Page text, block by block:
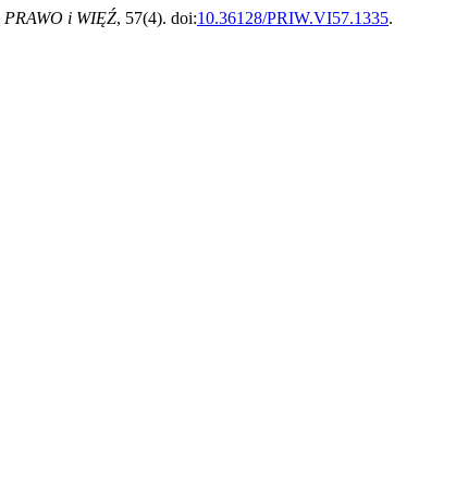
PRAWO i WIĘŹ, 57(4). doi:10.36128/PRIW.VI57.1335.